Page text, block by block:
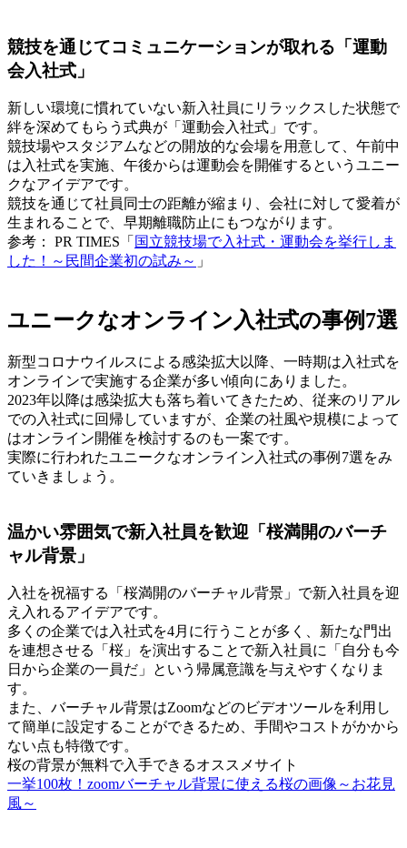
競技を通じてコミュニケーションが取れる「運動
会入社式」
新しい環境に慣れていない新入社員にリラックスした状態で
絆を深めてもらう式典が「運動会入社式」です。
競技場やスタジアムなどの開放的な会場を用意して、午前中
は入社式を実施、午後からは運動会を開催するというユニー
クなアイデアです。
競技を通じて社員同士の距離が縮まり、会社に対して愛着が
生まれることで、早期離職防止にもつながります。
参考： PR TIMES「 国立競技場で入社式・運動会を挙行しま
した！～民間企業初の試み～ 」
ユニークなオンライン入社式の事例7選
新型コロナウイルスによる感染拡大以降、一時期は入社式を
オンラインで実施する企業が多い傾向にありました。
2023年以降は感染拡大も落ち着いてきたため、従来のリアル
での入社式に回帰していますが、企業の社風や規模によって
はオンライン開催を検討するのも一案です。
実際に行われたユニークなオンライン入社式の事例7選をみ
ていきましょう。
温かい雰囲気で新入社員を歓迎「桜満開のバーチ
ャル背景」
入社を祝福する「桜満開のバーチャル背景」で新入社員を迎
え入れるアイデアです。
多くの企業では入社式を4月に行うことが多く、新たな門出
を連想させる「桜」を演出することで新入社員に「自分も今
日から企業の一員だ」という帰属意識を与えやすくなりま
す。
また、バーチャル背景はZoomなどのビデオツールを利用し
て簡単に設定することができるため、手間やコストがかから
ない点も特徴です。
桜の背景が無料で入手できるオススメサイト
一挙100枚！zoomバーチャル背景に使える桜の画像～お花見
風～